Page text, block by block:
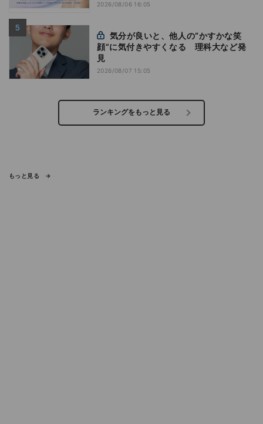
2026/08/06 16:05
顔”に気付きやすくなる 理科大など発
見
2026/08/07 15:05
ランキングをもっと見る
もっと見る